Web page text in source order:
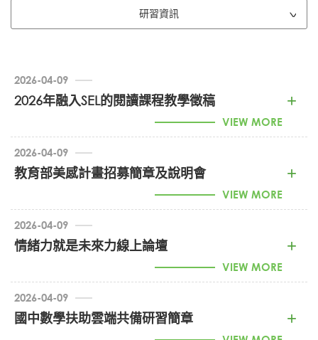
研習資訊
2026-04-09
2026年融入SEL的閱讀課程教學徵稿
VIEW MORE
1150005806_2026年融入SEL的閱讀課程教學徵稿
(PDF)
2026-04-09
教育部美感計畫招募簡章及說明會
VIEW MORE
1150006670_教育部美感計畫招募簡章及說明會 (PDF)
2026-04-09
情緒力就是未來力線上論壇
VIEW MORE
1150006619_情緒力就是未來力線上論壇 (PDF)
2026-04-09
國中數學扶助雲端共備研習簡章